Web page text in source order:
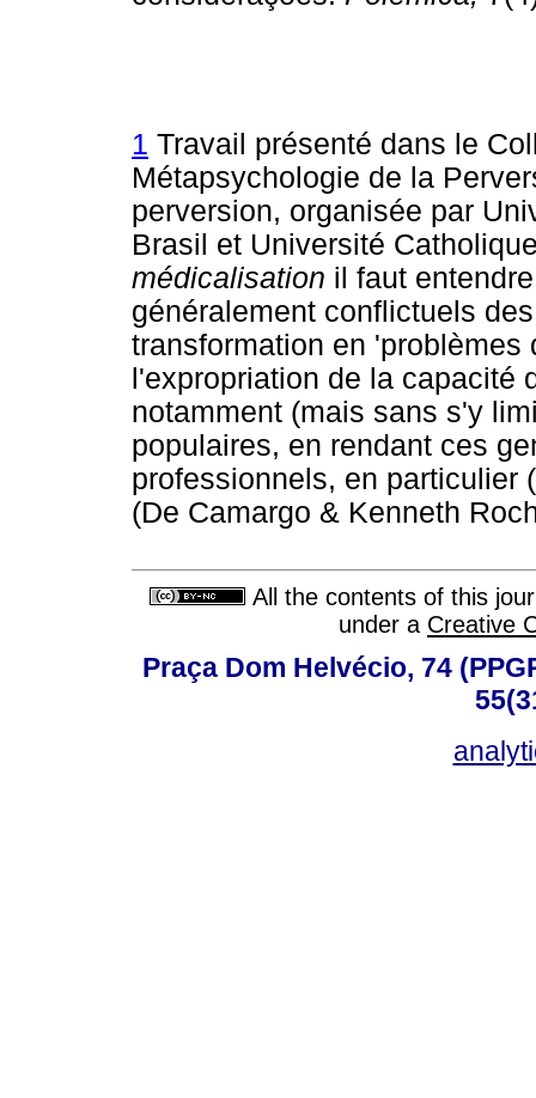
1 Travail présenté dans le
Métapsychologie de la
perversion, organisée par
Brasil et Université
médicalisation il faut
généralement conflictuels
transformation en 'problèmes
l'expropriation de la capacité
notamment (mais sans s'y
populaires, en rendant ces
professionnels, en particulier
(De Camargo & Kenneth
All the contents of this
under a Creative
Praça Dom Helvécio, 74